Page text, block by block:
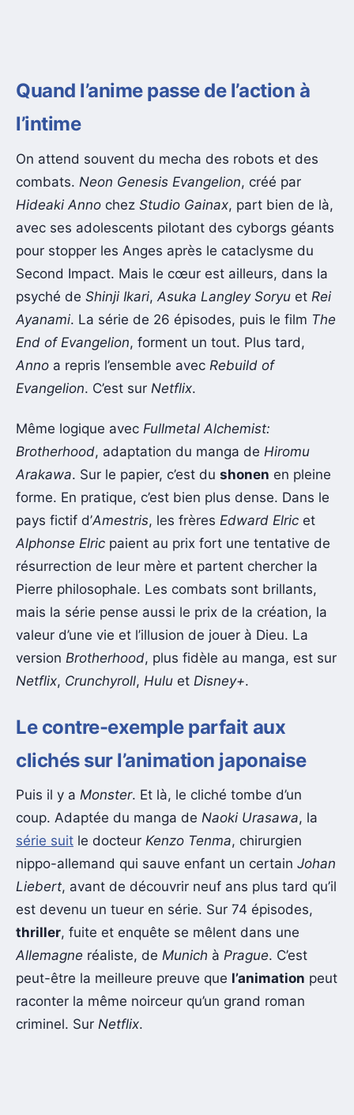
Quand l’anime passe de l’action à
l’intime
On attend souvent du mecha des robots et des
combats. Neon Genesis Evangelion, créé par
Hideaki Anno chez Studio Gainax, part bien de là,
avec ses adolescents pilotant des cyborgs géants
pour stopper les Anges après le cataclysme du
Second Impact. Mais le cœur est ailleurs, dans la
psyché de Shinji Ikari, Asuka Langley Soryu et Rei
Ayanami. La série de 26 épisodes, puis le film The
End of Evangelion, forment un tout. Plus tard,
Anno a repris l’ensemble avec Rebuild of
Evangelion. C’est sur Netflix.
Même logique avec Fullmetal Alchemist:
Brotherhood, adaptation du manga de Hiromu
Arakawa. Sur le papier, c’est du shonen en pleine
forme. En pratique, c’est bien plus dense. Dans le
pays fictif d’Amestris, les frères Edward Elric et
Alphonse Elric paient au prix fort une tentative de
résurrection de leur mère et partent chercher la
Pierre philosophale. Les combats sont brillants,
mais la série pense aussi le prix de la création, la
valeur d’une vie et l’illusion de jouer à Dieu. La
version Brotherhood, plus fidèle au manga, est sur
Netflix, Crunchyroll, Hulu et Disney+.
Le contre-exemple parfait aux
clichés sur l’animation japonaise
Puis il y a Monster. Et là, le cliché tombe d’un
coup. Adaptée du manga de Naoki Urasawa, la
série suit le docteur Kenzo Tenma, chirurgien
nippo-allemand qui sauve enfant un certain Johan
Liebert, avant de découvrir neuf ans plus tard qu’il
est devenu un tueur en série. Sur 74 épisodes,
thriller, fuite et enquête se mêlent dans une
Allemagne réaliste, de Munich à Prague. C’est
peut-être la meilleure preuve que l’animation peut
raconter la même noirceur qu’un grand roman
criminel. Sur Netflix.